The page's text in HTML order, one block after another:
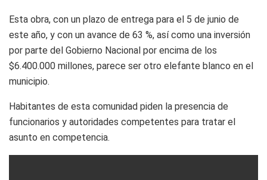
Esta obra, con un plazo de entrega para el 5 de junio de
este año, y con un avance de 63 %, así como una inversión
por parte del Gobierno Nacional por encima de los
$6.400.000 millones, parece ser otro elefante blanco en el
municipio.
Habitantes de esta comunidad piden la presencia de
funcionarios y autoridades competentes para tratar el
asunto en competencia.